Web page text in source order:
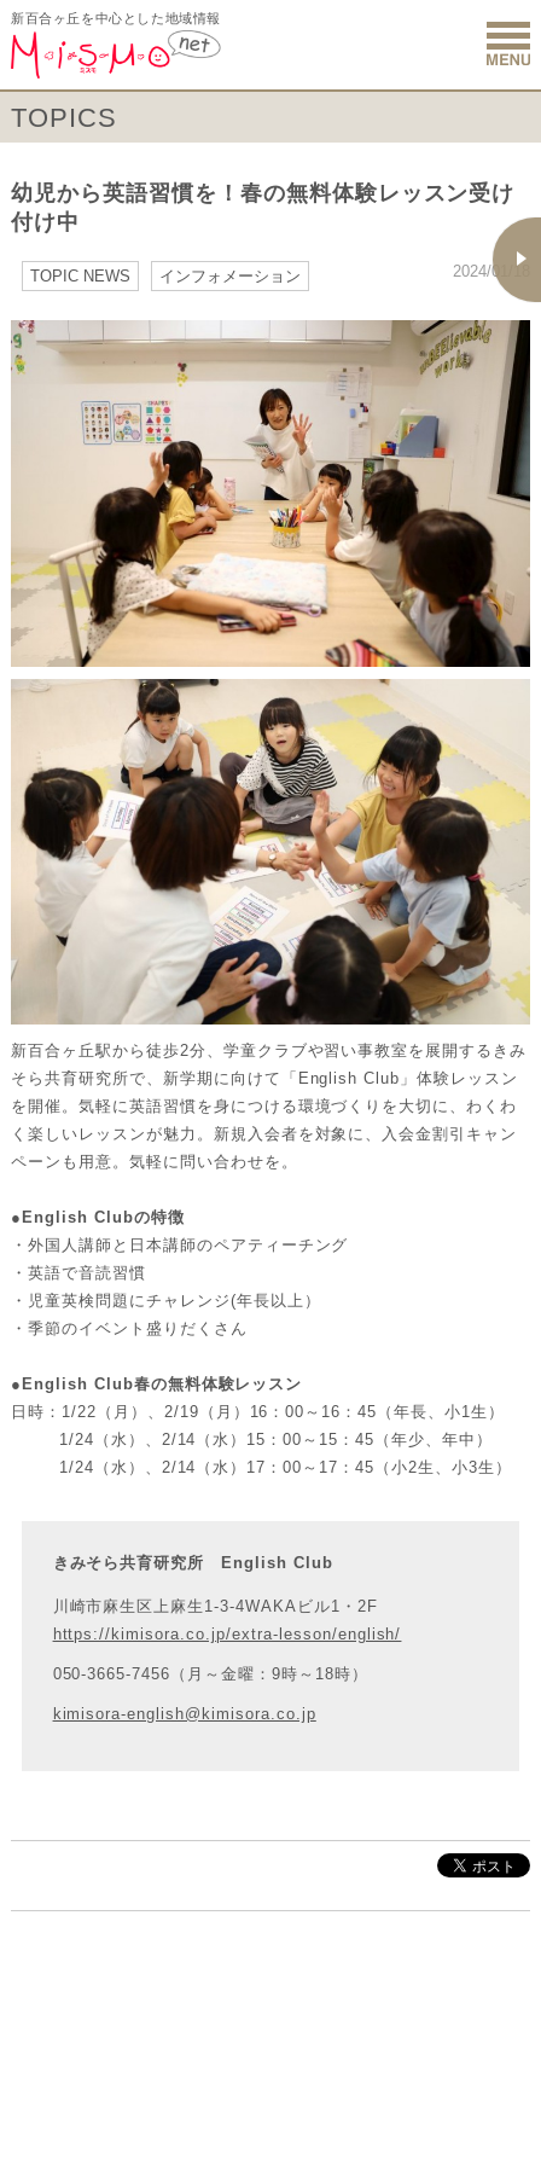
新百合ヶ丘を中心とした地域情報
新百合ヶ
TOPICS
幼児から英語習慣を！春の無料体験レッスン受け
付け中
2024/01/18
TOPIC NEWS インフォメーション
新百合ヶ丘駅から徒歩2分、学童クラブや習い事教室を展開するきみ
そら共育研究所で、新学期に向けて「English Club」体験レッスン
を開催。気軽に英語習慣を身につける環境づくりを大切に、わくわ
く楽しいレッスンが魅力。新規入会者を対象に、入会金割引キャン
ペーンも用意。気軽に問い合わせを。
●English Clubの特徴
・外国人講師と日本講師のペアティーチング
・英語で音読習慣
・児童英検問題にチャレンジ(年長以上）
・季節のイベント盛りだくさん
●English Club春の無料体験レッスン
日時：1/22（月）、2/19（月）16：00～16：45（年長、小1生）
1/24（水）、2/14（水）15：00～15：45（年少、年中）
1/24（水）、2/14（水）17：00～17：45（小2生、小3生）
きみそら共育研究所 English Club
川崎市麻生区上麻生1-3-4WAKAビル1・2F
https://kimisora.co.jp/extra-lesson/english/
050-3665-7456（月～金曜：9時～18時）
kimisora-english@kimisora.co.jp